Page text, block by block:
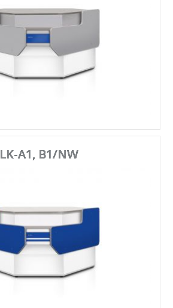
LK-A1, B1/NW